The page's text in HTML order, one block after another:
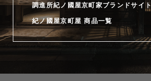
調進所紀ノ國屋京町家ブランドサイト
紀ノ國屋京町屋 商品一覧